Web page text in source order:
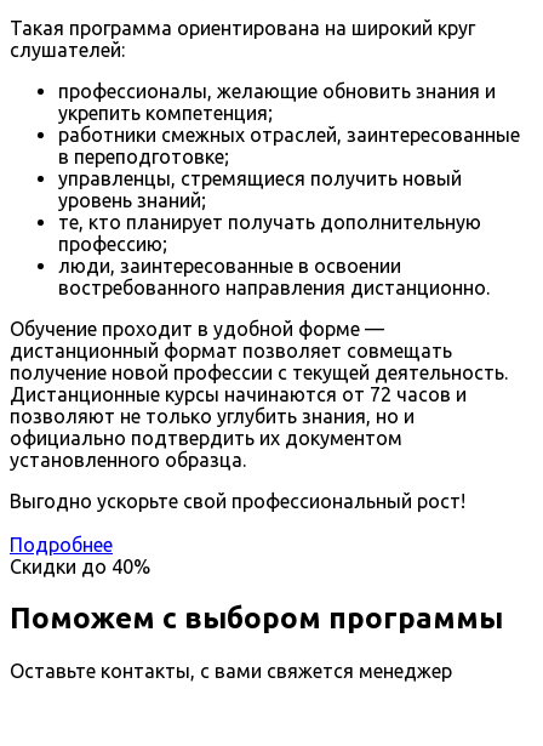
Такая программа ориентирована на широкий круг
слушателей:
профессионалы, желающие обновить знания и
укрепить компетенция;
работники смежных отраслей, заинтересованные
в переподготовке;
управленцы, стремящиеся получить новый
уровень знаний;
те, кто планирует получать дополнительную
профессию;
люди, заинтересованные в освоении
востребованного направления дистанционно.
Обучение проходит в удобной форме —
дистанционный формат позволяет совмещать
получение новой профессии с текущей деятельность.
Дистанционные курсы начинаются от 72 часов и
позволяют не только углубить знания, но и
официально подтвердить их документом
установленного образца.
Выгодно ускорьте свой профессиональный рост!
Подробнее
Скидки до 40%
Поможем с выбором программы
Оставьте контакты, с вами свяжется менеджер